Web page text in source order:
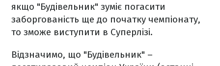
якщо "Будівельник" зуміє погасити
заборгованість ще до початку чемпіонату,
то зможе виступити в Суперлізі.
Відзначимо, що "Будівельник" –